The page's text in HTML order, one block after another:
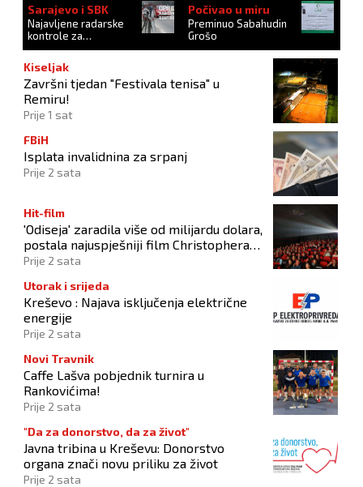
Sarajevo i SBK
Najavljene radarske
kontrole za
27.10.2024.
Počivao u miru
Preminuo Sabahudin
Grošo
Kiseljak
Završni tjedan "Festivala tenisa" u
Remiru!
Prije 1 sat
FBiH
Isplata invalidnina za srpanj
Prije 2 sata
Hit-film
'Odiseja' zaradila više od milijardu dolara,
postala najuspješniji film Christophera
Nolana
Prije 2 sata
Utorak i srijeda
Kreševo : Najava isključenja električne
energije
Prije 2 sata
Novi Travnik
Caffe Lašva pobjednik turnira u
Rankovićima!
Prije 2 sata
"Da za donorstvo, da za život"
Javna tribina u Kreševu: Donorstvo
organa znači novu priliku za život
Prije 2 sata